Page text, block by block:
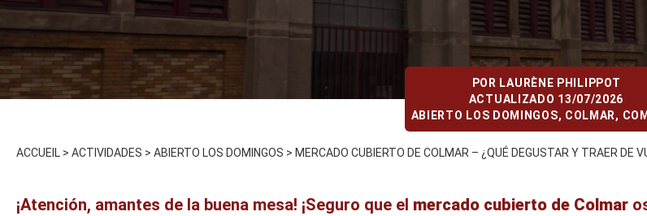
POR LAURÈNE PHILIPPOT
ACTUALIZADO 13/07/2026
ABIERTO LOS DOMINGOS, COLMAR,
ACCUEIL > ACTIVIDADES > ABIERTO LOS DOMINGOS > MERCADO CUBIERTO DE COLMAR – ¿QUÉ DEGUSTAR Y TRAER DE
¡Atención, amantes de la buena mesa! ¡Seguro que el mercado cubierto de Colmar